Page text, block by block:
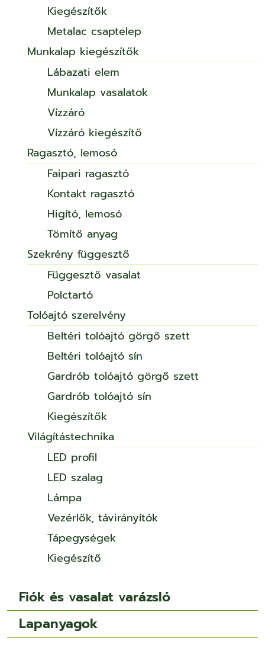
Kiegészítők
Metalac csaptelep
Munkalap kiegészítők
Lábazati elem
Munkalap vasalatok
Vízzáró
Vízzáró kiegészítő
Ragasztó, lemosó
Faipari ragasztó
Kontakt ragasztó
Higító, lemosó
Tömítő anyag
Szekrény függesztő
Függesztő vasalat
Polctartó
Tolóajtó szerelvény
Beltéri tolóajtó görgő szett
Beltéri tolóajtó sín
Gardrób tolóajtó görgő szett
Gardrób tolóajtó sín
Kiegészítők
Világítástechnika
LED profil
LED szalag
Lámpa
Vezérlők, távirányítók
Tápegységek
Kiegészítő
Fiók és vasalat varázsló
Lapanyagok